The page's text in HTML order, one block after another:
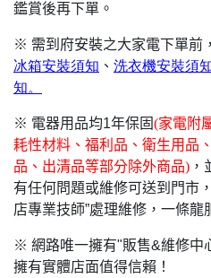
鑑賞後再下單。
※ 需到府安裝之大家電下單前
冰箱安裝須知 、 洗衣機安裝須
知。
※ 電器用品均1年保固(家電附
耗性材料、福利品、衛生用品
品、出清品等部分除外商品)
有任何問題或維修可送到門市
店專業技師”處理維修，一條龍
※ 網路唯一擁有"販售&維修中
擁有實體店面值得信賴！